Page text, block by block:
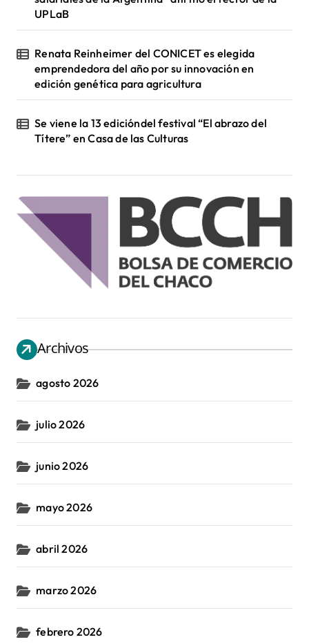
UPLaB
Renata Reinheimer del CONICET es elegida
emprendedora del año por su innovación en
edición genética para agricultura
Se viene la 13 edicióndel festival “El abrazo del
Títere” en Casa de las Culturas
Archivos
agosto 2026
julio 2026
junio 2026
mayo 2026
abril 2026
marzo 2026
febrero 2026